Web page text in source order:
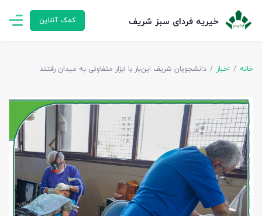
خیریه فردای سبز شریف کمک آنلاین
خانه اخبار دانشجویان شریف این‌بار با ابزار متفاوتی به میدان رفتند